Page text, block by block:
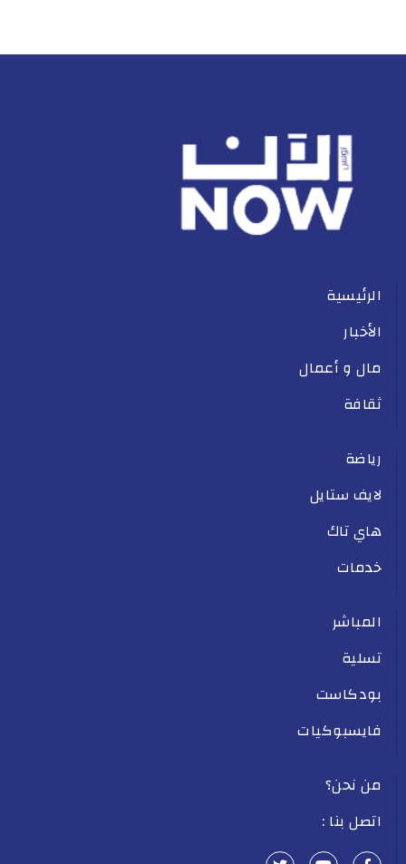
الرئيسية
الأخبار
مال و أعمال
ثقافة
رياضة
لايف ستايل
هاي تاك
خدمات
المباشر
تسلية
بودكاست
فايسبوكيات
من نحن؟
اتصل بنا :